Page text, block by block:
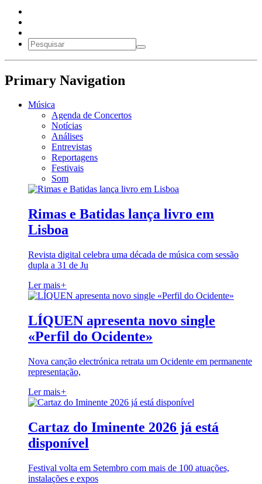
Primary Navigation
Música
Agenda de Concertos
Notícias
Análises
Entrevistas
Reportagens
Festivais
Som
Rimas e Batidas lança livro em
Lisboa
Revista digital celebra uma década de música com sessão
dupla a 31 de Ju
Ler mais+
LÍQUEN apresenta novo single
«Perfil do Ocidente»
Nova canção electrónica retrata um Ocidente em permanente
representação,
Ler mais+
Cartaz do Iminente 2026 já está
disponível
Festival volta em Setembro com mais de 100 atuações,
instalações e expos